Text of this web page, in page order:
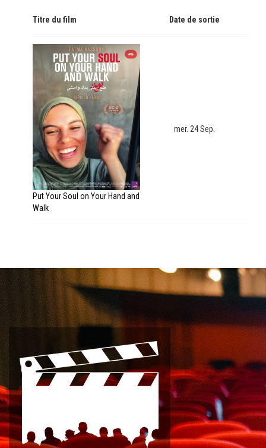
Titre du film Date de sortie
Put Your Soul on Your Hand and
Walk
mer. 24 Sep.